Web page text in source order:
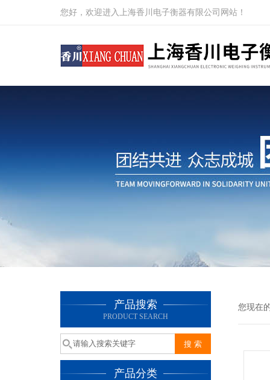
您好，欢迎进入上海香川电子衡器有限公司网站！
产品搜索
PRODUCT SEARCH
产品分类
您现在